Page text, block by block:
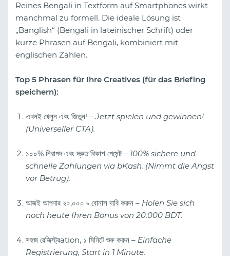
Reines Bengali in Textform auf Smartphones wirkt
manchmal zu formell. Die ideale Lösung ist
„Banglish“ (Bengali in lateinischer Schrift) oder
kurze Phrasen auf Bengali, kombiniert mit
englischen Zahlen.
Top 5 Phrasen für Ihre Creatives (für das Briefing
speichern):
এখনই খেলুন এবং জিতুন! –Jetzt spielen und gewinnen!
(Universeller CTA).
১০০% নিরাপদ এবং দ্রুত বিকাশ পেমেন্ট – 100% sichere und
schnelle Zahlungen via bKash. (Nimmt die Angst
vor Betrug).
আজই আপনার ২০,০০০ ৳ বোনাস দাবি করুন – Holen Sie sich
noch heute Ihren Bonus von 20.000 BDT.
সহজ রেজিস্ট্রation, ১ মিনিটে শুরু করুন – Einfache
Registrierung, Start in 1 Minute.